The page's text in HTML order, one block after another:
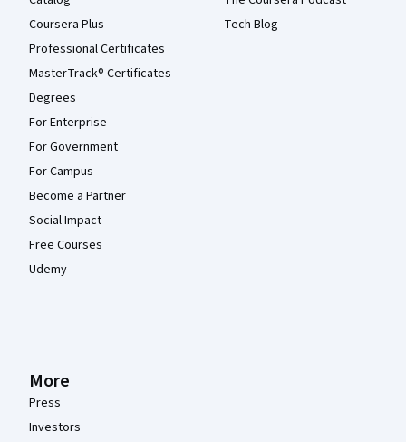
Coursera Plus
Professional Certificates
MasterTrack® Certificates
Degrees
For Enterprise
For Government
For Campus
Become a Partner
Social Impact
Free Courses
Udemy
Tech Blog
More
Press
Investors